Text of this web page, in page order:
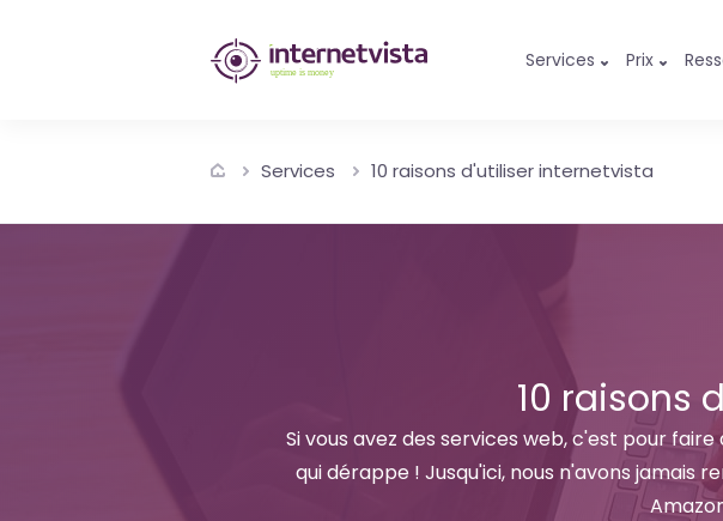
internetvista
-
services
Services Prix
Services 10 raisons d'utiliser internetvista
10 raisons
Si vous avez des services web, c'est pour
qui dérappe ! Jusqu'ici, nous n'avons jamais